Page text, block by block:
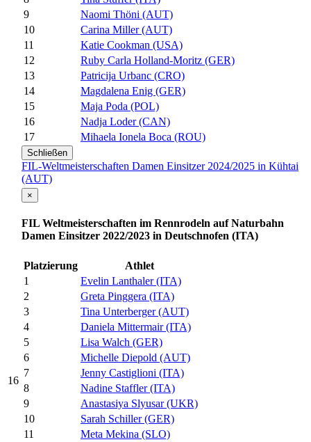
9
Naomi Thöni (AUT)
10
Carina Miller (AUT)
11
Katie Cookman (USA)
12
Ruby Carla Holland-Moritz (GER)
13
Patricija Urbanc (CRO)
14
Magdalena Enig (GER)
15
Maja Poda (POL)
16
Nadja Loder (CAN)
17
Mihaela Ionela Boca (ROU)
Schließen
FIL-Weltmeisterschaften Damen Einsitzer 2024/2025 in Kühtai
(AUT)
16
×
FIL Weltmeisterschaften im Rennrodeln auf Naturbahn
Damen Einsitzer 2022/2023 in Deutschnofen (ITA)
Platzierung
Athlet
1
Evelin Lanthaler (ITA)
2
Greta Pinggera (ITA)
3
Tina Unterberger (AUT)
4
Daniela Mittermair (ITA)
5
Lisa Walch (GER)
6
Michelle Diepold (AUT)
7
Jenny Castiglioni (ITA)
8
Nadine Staffler (ITA)
9
Anastasiya Slyusar (UKR)
10
Sarah Schiller (GER)
11
Meta Mekina (SLO)